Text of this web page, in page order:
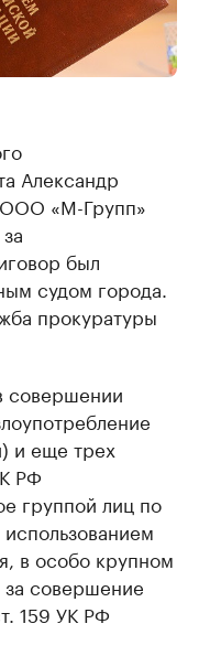
Александр
«М-Групп»
был
судом города.
прокуратуры
совершении
и еще трех
РФ
группой лиц по
в особо крупном
совершение
159 УК РФ